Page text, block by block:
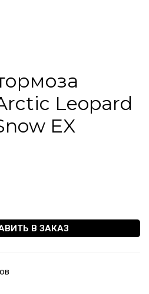
Leopard
EX
В ЗАКАЗ